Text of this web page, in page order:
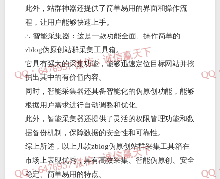
此外，站群神器还提供了简单易用的界面和操作流
程，让用户能够快速上手。
3. 智能采集器：这是一款功能全面、操作简单的
zblog伪原创站群采集工具箱。
它具有强大的采集功能，能够迅速定位目标网站并挖
掘出其中的有价值内容。
同时，智能采集器还具备智能化的伪原创功能，能够
根据用户需求进行自动调整和优化。
此外，智能采集器还提供了灵活的权限管理功能和数
据备份机制，保障数据的安全性和可靠性。
综上所述，以上几款zblog伪原创站群采集工具箱在
市场上表现优秀，具有高效采集、智能伪原创、安全
稳定、简单易用的特点。